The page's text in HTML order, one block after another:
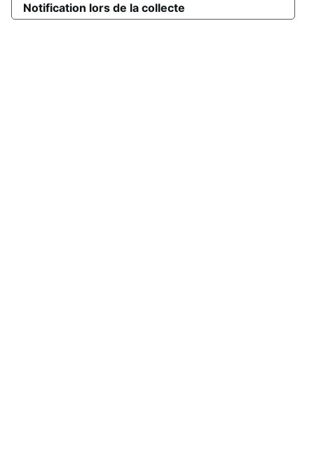
Notification lors de la collecte